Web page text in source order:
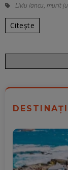
Liviu Iancu, murit
Citește